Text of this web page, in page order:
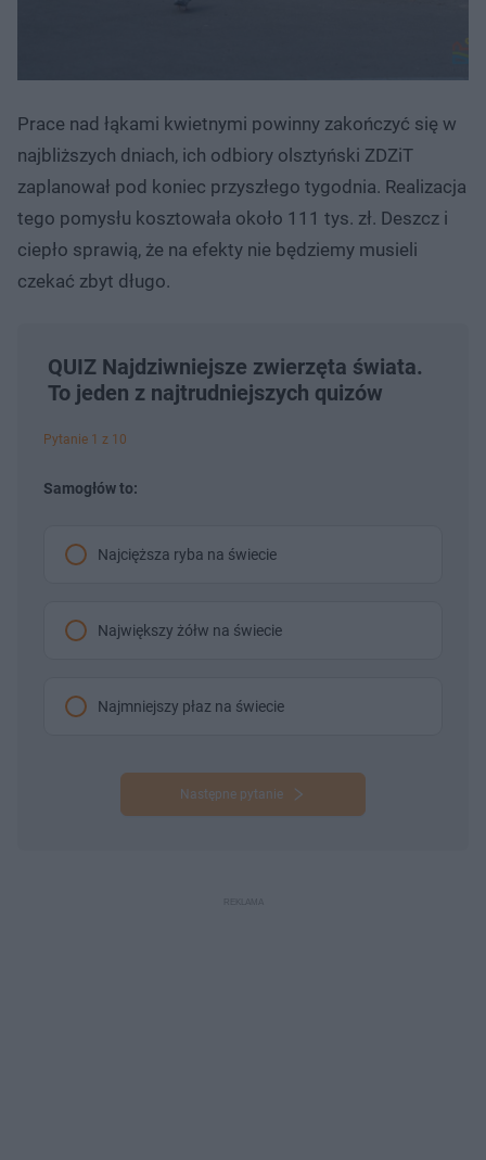
Prace nad łąkami kwietnymi powinny zakończyć się w
najbliższych dniach, ich odbiory olsztyński ZDZiT
zaplanował pod koniec przyszłego tygodnia. Realizacja
tego pomysłu kosztowała około 111 tys. zł. Deszcz i
ciepło sprawią, że na efekty nie będziemy musieli
czekać zbyt długo.
QUIZ Najdziwniejsze zwierzęta świata.
To jeden z najtrudniejszych quizów
Pytanie 1 z 10
Samogłów to:
Najcięższa ryba na świecie
Największy żółw na świecie
Najmniejszy płaz na świecie
Następne pytanie